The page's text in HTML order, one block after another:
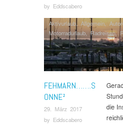
by Eddscabero
FEHMARN…….S
ONNE²
29. März 2017
by Eddscabero
Aktivurlaub, Allgemein,
Motorradurlaub,Radreisen,
die